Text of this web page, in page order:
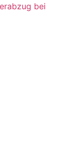
bei